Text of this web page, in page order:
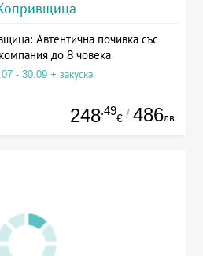
Автентична почивка със
до 8 човека
- 30.09 + закуска
248.49
€ / 486лв.